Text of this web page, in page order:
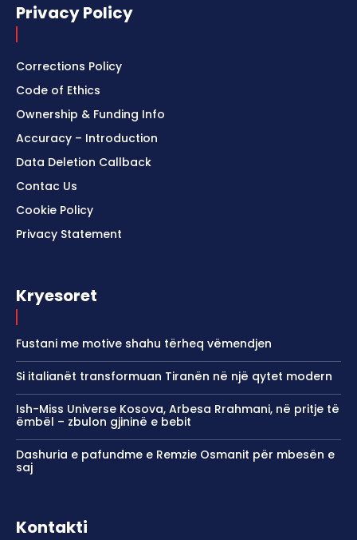
Privacy Policy
Corrections Policy
Code of Ethics
Ownership & Funding Info
Accuracy – Introduction
Data Deletion Callback
Contac Us
Cookie Policy
Privacy Statement
Kryesoret
Fustani me motive shahu tërheq vëmendjen
Si italianët transformuan Tiranën në një qytet modern
Ish-Miss Universe Kosova, Arbesa Rrahmani, në pritje të
ëmbël – zbulon gjininë e bebit
Dashuria e pafundme e Remzie Osmanit për mbesën e
saj
Kontakti